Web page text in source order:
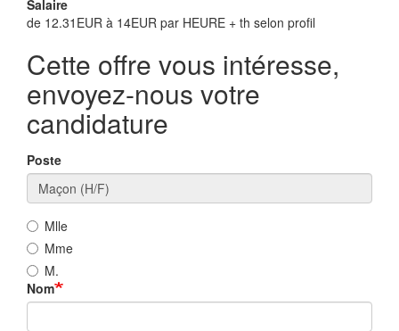
Salaire
de 12.31EUR à 14EUR par HEURE + th selon profil
Cette offre vous intéresse,
envoyez-nous votre
candidature
Poste
Mlle
Mme
M.
Nom